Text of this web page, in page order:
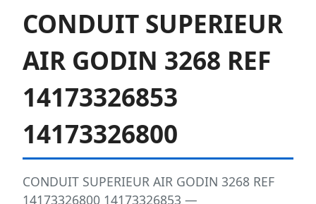
CONDUIT SUPERIEUR
AIR GODIN 3268 REF
14173326853
14173326800
CONDUIT SUPERIEUR AIR GODIN 3268 REF
14173326800 14173326853 —